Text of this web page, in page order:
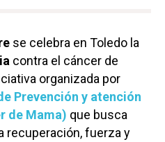
se celebra en Toledo la
contra el cáncer de
organizada por
Prevención y atención
de Mama) que busca
recuperación, fuerza y